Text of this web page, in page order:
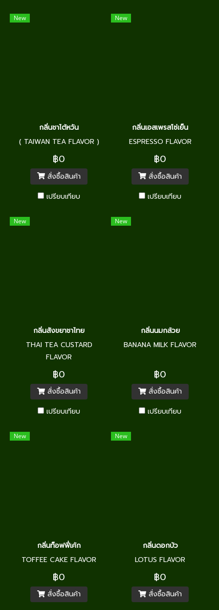
New
กลิ่นชาไต้หวัน
( TAIWAN TEA FLAVOR )
฿0
สั่งซื้อสินค้า
เปรียบเทียบ
New
กลิ่นเอสเพรสโซ่เย็น
ESPRESSO FLAVOR
฿0
สั่งซื้อสินค้า
เปรียบเทียบ
New
กลิ่นสังขยาชาไทย
THAI TEA CUSTARD
FLAVOR
฿0
สั่งซื้อสินค้า
เปรียบเทียบ
New
กลิ่นนมกล้วย
BANANA MILK FLAVOR
฿0
สั่งซื้อสินค้า
เปรียบเทียบ
New
กลิ่นท็อฟฟี่เค้ก
TOFFEE CAKE FLAVOR
฿0
สั่งซื้อสินค้า
New
กลิ่นดอกบัว
LOTUS FLAVOR
฿0
สั่งซื้อสินค้า